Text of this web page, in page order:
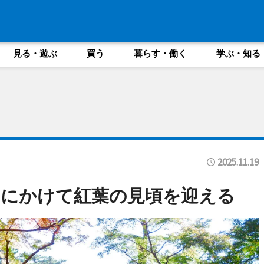
見る・遊ぶ 買う 暮らす・働く 学ぶ・知る
2025.11.19
かけて紅葉の見頃を迎える